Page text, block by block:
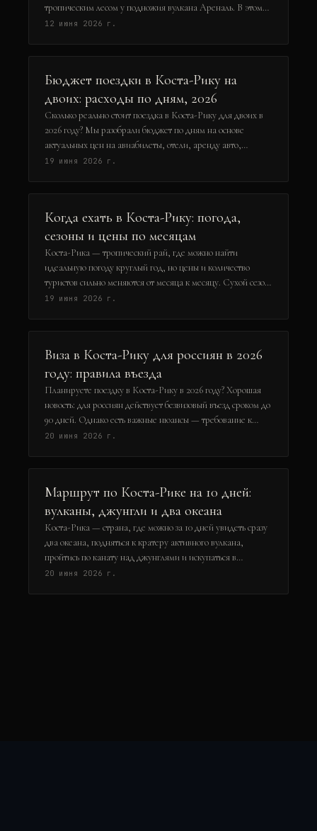
тропическим лесом у подножия вулкана Ареналь. В этом
гайде я, travel-журналист с 10-летним опытом, расскажу,
услуг и лайфхаки, чтобы не переплатить. Поехали!
12 июня 2026 г.
Бюджет поездки в Коста-Рику на
двоих: расходы по дням, 2026
Сколько реально стоит поездка в Коста-Рику для двоих в
2026 году? Мы разобрали бюджет по дням на основе
актуальных цен на авиабилеты, отели, аренду авто,
питание и экскурсии. Вы узнаете, как спланировать 10-
19 июня 2026 г.
Когда ехать в Коста-Рику: погода,
сезоны и цены по месяцам
Коста-Рика — тропический рай, где можно найти
идеальную погоду круглый год, но цены и количество
туристов сильно меняются от месяца к месяцу. Сухой сезон
с декабря по апрель обещает яркое солнце и пляжный
серфингом, и дадим реальные цифры по бюджету на 2026
год.
19 июня 2026 г.
Виза в Коста-Рику для россиян в 2026
году: правила въезда
Планируете поездку в Коста-Рику в 2026 году? Хорошая
новость: для россиян действует безвизовый въезд сроком до
90 дней. Однако есть важные нюансы — требование к
сроку действия загранпаспорта, подтверждение обратного
Читайте, чтобы без проблем пройти паспортный контроль в
аэропорту Сан-Хосе.
20 июня 2026 г.
Маршрут по Коста-Рике на 10 дней:
вулканы, джунгли и два океана
Коста-Рика — страна, где можно за 10 дней увидеть сразу
два океана, подняться к кратеру активного вулкана,
пройтись по канату над джунглями и искупаться в
термальных источниках. В этом гайде — проверенный
20 июня 2026 г.